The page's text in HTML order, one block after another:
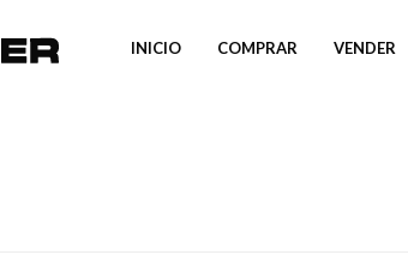
INICIO COMPRAR VENDER